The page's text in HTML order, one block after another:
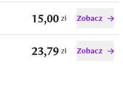
15,00zł Zobacz
23,79zł Zobacz